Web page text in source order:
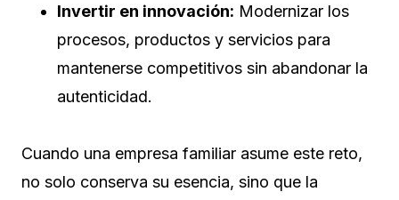
Invertir en innovación: Modernizar los
procesos, productos y servicios para
mantenerse competitivos sin abandonar la
autenticidad.
Cuando una empresa familiar asume este reto,
no solo conserva su esencia, sino que la